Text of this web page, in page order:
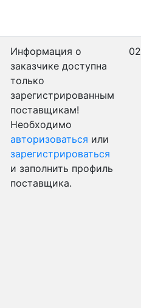
Информация о
заказчике доступна
только
зарегистрированным
поставщикам!
Необходимо
авторизоваться или
зарегистрироваться
и заполнить профиль
поставщика.